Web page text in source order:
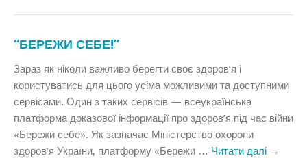
“БЕРЕЖИ СЕБЕ!”
Зараз як ніколи важливо берегти своє здоров’я і
користуватись для цього усіма можливими та доступними
сервісами. Один з таких сервісів — всеукраїнська
платформа доказової інформації про здоров’я під час війни
«Бережи себе». Як зазначає Міністерство охорони
здоров’я України, платформу «Бережи … Читати далі →